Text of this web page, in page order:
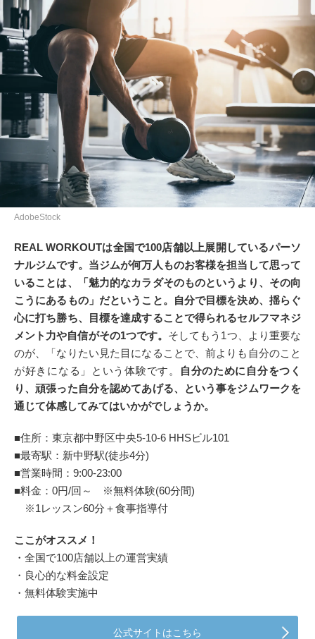
AdobeStock
REAL WORKOUTは全国で100店舗以上展開しているパーソ
ナルジムです。 当ジムが何万人ものお客様を担当して思って
いることは、「魅力的なカラダそのものというより、その向
こうにあるもの」だということ。
自分で目標を決め、揺らぐ
心に打ち勝ち、目標を達成することで得られるセルフマネジ
メント力や自信がその1つです。 そしてもう1つ、より重要な
のが、「なりたい見た目になることで、前よりも自分のこと
が好きになる」という体験です。
自分のために自分をつく
り、頑張った自分を認めてあげる、という事をジムワークを
通じて体感してみてはいかがでしょうか。
■住所：東京都中野区中央5-10-6 HHSビル101
■最寄駅：新中野駅(徒歩4分)
■営業時間：9:00-23:00
■料金：0円/回～ ※無料体験(60分間)
※1レッスン60分＋食事指導付
ここがオススメ！
・全国で100店舗以上の運営実績
・良心的な料金設定
・無料体験実施中
公式サイトはこちら